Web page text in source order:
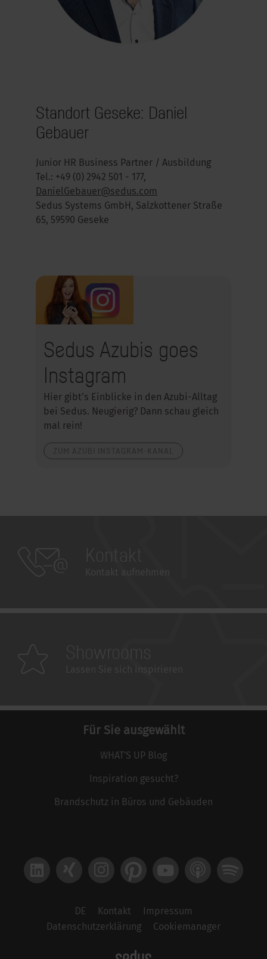
Standort Geseke: Daniel
Gebauer
Junior HR Business Partner / Ausbildung
Tel.: +49 (0) 2942 501 - 177,
DanielGebauer@sedus.com
Sedus Systems GmbH, Salzkottener Straße
65, 59590 Geseke
Sedus Azubis goes
Instagram
Hier gibt’s Einblicke in den Azubi-Alltag
bei Sedus. Neugierig? Dann schau gleich
mal rein!
Für Sie ausgewählt
WHAT'S UP Blog
Inspiration gesucht?
Brandschutz in Büros und Gebäuden
DE Kontakt
Impressum
Datenschutzerklärung
Cookiemanager
Pinterest